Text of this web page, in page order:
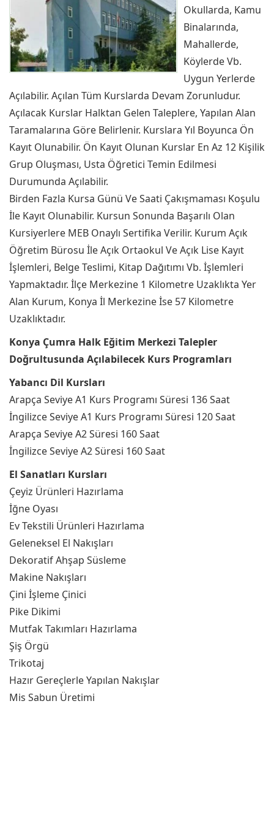
Okullarda, Kamu
Binalarında,
Mahallerde,
Köylerde Vb.
Uygun Yerlerde
Açılabilir. Açılan Tüm Kurslarda Devam Zorunludur.
Açılacak Kurslar Halktan Gelen Taleplere, Yapılan Alan
Taramalarına Göre Belirlenir. Kurslara Yıl Boyunca Ön
Kayıt Olunabilir. Ön Kayıt Olunan Kurslar En Az 12 Kişilik
Grup Oluşması, Usta Öğretici Temin Edilmesi
Durumunda Açılabilir.
Birden Fazla Kursa Günü Ve Saati Çakışmaması Koşulu
İle Kayıt Olunabilir. Kursun Sonunda Başarılı Olan
Kursiyerlere MEB Onaylı Sertifika Verilir. Kurum Açık
Öğretim Bürosu İle Açık Ortaokul Ve Açık Lise Kayıt
İşlemleri, Belge Teslimi, Kitap Dağıtımı Vb. İşlemleri
Yapmaktadır. İlçe Merkezine 1 Kilometre Uzaklıkta Yer
Alan Kurum, Konya İl Merkezine İse 57 Kilometre
Uzaklıktadır.
Konya Çumra Halk Eğitim Merkezi Talepler
Doğrultusunda Açılabilecek Kurs Programları
Yabancı Dil Kursları
Arapça Seviye A1 Kurs Programı Süresi 136 Saat
İngilizce Seviye A1 Kurs Programı Süresi 120 Saat
Arapça Seviye A2 Süresi 160 Saat
İngilizce Seviye A2 Süresi 160 Saat
El Sanatları Kursları
Çeyiz Ürünleri Hazırlama
İğne Oyası
Ev Tekstili Ürünleri Hazırlama
Geleneksel El Nakışları
Dekoratif Ahşap Süsleme
Makine Nakışları
Çini İşleme Çinici
Pike Dikimi
Mutfak Takımları Hazırlama
Şiş Örgü
Trikotaj
Hazır Gereçlerle Yapılan Nakışlar
Mis Sabun Üretimi